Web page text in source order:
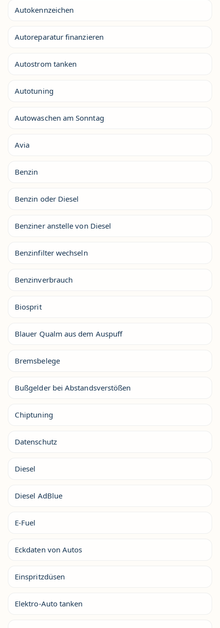
Autokennzeichen
Autoreparatur finanzieren
Autostrom tanken
Autotuning
Autowaschen am Sonntag
Avia
Benzin
Benzin oder Diesel
Benziner anstelle von Diesel
Benzinfilter wechseln
Benzinverbrauch
Biosprit
Blauer Qualm aus dem Auspuff
Bremsbelege
Bußgelder bei Abstandsverstößen
Chiptuning
Datenschutz
Diesel
Diesel AdBlue
E-Fuel
Eckdaten von Autos
Einspritzdüsen
Elektro-Auto tanken